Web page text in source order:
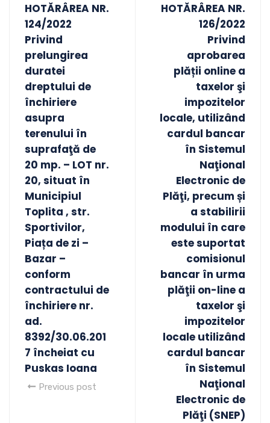
HOTĂRÂREA NR.
124/2022
Privind
prelungirea
duratei
dreptului de
închiriere
asupra
terenului în
suprafaţă de
20 mp. – LOT nr.
20, situat în
Municipiul
Toplita , str.
Sportivilor,
Piața de zi –
Bazar –
conform
contractului de
închiriere nr.
ad.
8392/30.06.201
7 încheiat cu
Puskas Ioana
Previous post
HOTĂRÂREA NR.
126/2022
Privind
aprobarea
plății online a
taxelor şi
impozitelor
locale, utilizând
cardul bancar
în Sistemul
Naţional
Electronic de
Plăţi, precum și
a stabilirii
modului în care
este suportat
comisionul
bancar în urma
plăţii on-line a
taxelor şi
impozitelor
locale utilizând
cardul bancar
în Sistemul
Naţional
Electronic de
Plăţi (SNEP)